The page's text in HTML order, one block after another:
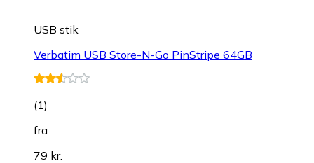
USB stik
Verbatim USB Store-N-Go PinStripe 64GB
(1)
fra
79 kr.